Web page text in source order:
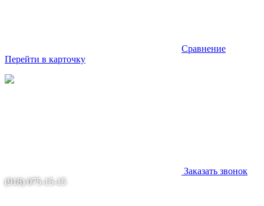
Сравнение
Перейти в карточку
Заказать звонок
(918) 075-15-15